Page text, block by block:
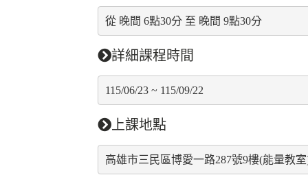
從 晚間 6點30分 至 晚間 9點30分
詳細課程時間
115/06/23 ~ 115/09/22
上課地點
高雄市三民區博愛一路287號9樓(能量教